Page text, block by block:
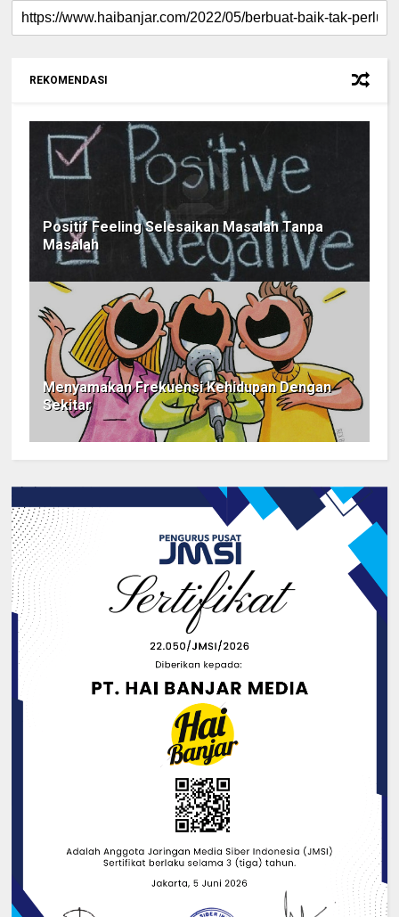
REKOMENDASI
Positif Feeling Selesaikan Masalah Tanpa
Masalah
Menyamakan Frekuensi Kehidupan Dengan
Sekitar